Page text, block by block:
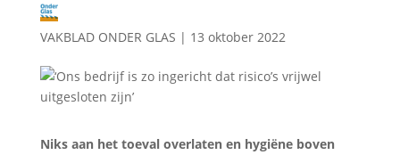
VAKBLAD ONDER GLAS | 13 oktober 2022
Niks aan het toeval overlaten en hygiëne boven